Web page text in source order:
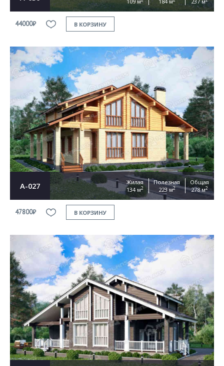
44000₽ В КОРЗИНУ
А-027
Жилая
134 м2
Полезная
223 м2
Общая
278 м2
47800₽ В КОРЗИНУ